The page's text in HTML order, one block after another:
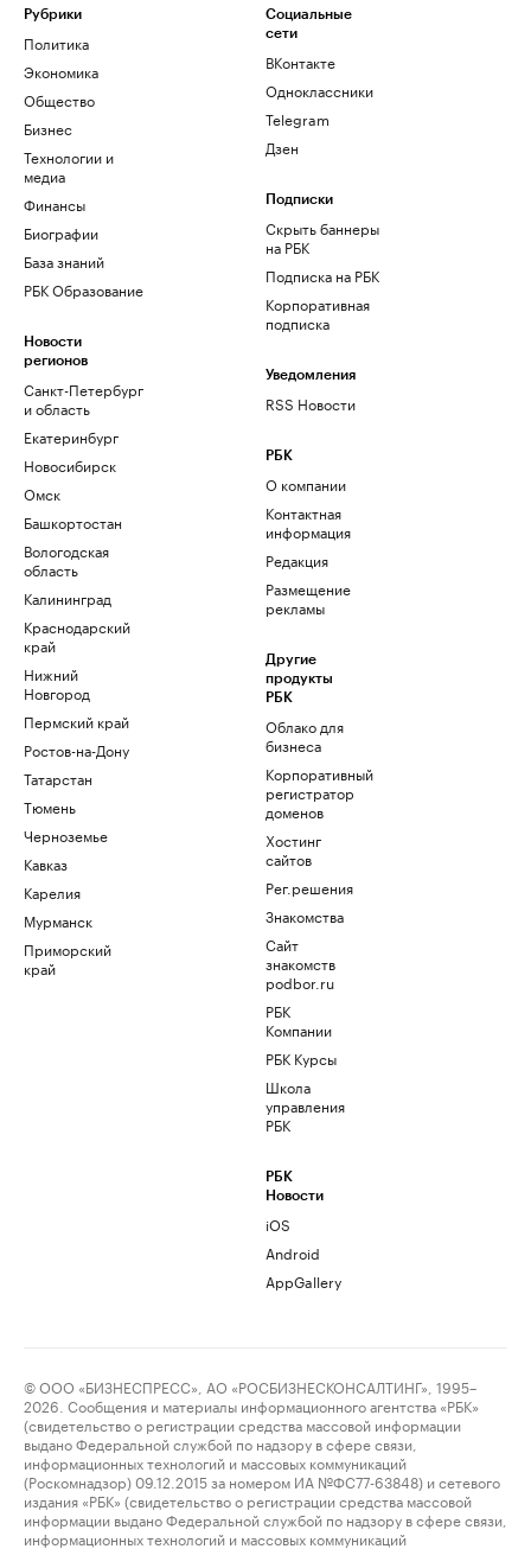
Рубрики
Политика
Экономика
Общество
Бизнес
Технологии и
медиа
Финансы
Биографии
База знаний
РБК Образование
Новости
регионов
Санкт-Петербург
и область
Екатеринбург
Новосибирск
Омск
Башкортостан
Вологодская
область
Калининград
Краснодарский
край
Нижний
Новгород
Пермский край
Ростов-на-Дону
Татарстан
Тюмень
Черноземье
Кавказ
Карелия
Мурманск
Приморский
край
Социальные
сети
ВКонтакте
Одноклассники
Telegram
Дзен
Подписки
Скрыть баннеры
на РБК
Подписка на РБК
Корпоративная
подписка
Уведомления
RSS Новости
РБК
О компании
Контактная
информация
Редакция
Размещение
рекламы
Другие
продукты
РБК
Облако для
бизнеса
Корпоративный
регистратор
доменов
Хостинг
сайтов
Рег.решения
Знакомства
Сайт
знакомств
podbor.ru
РБК
Компании
РБК Курсы
Школа
управления
РБК
РБК
Новости
iOS
Android
AppGallery
© ООО «БИЗНЕСПРЕСС», АО «РОСБИЗНЕСКОНСАЛТИНГ», 1995–
2026. Сообщения и материалы информационного агентства «РБК»
(свидетельство о регистрации средства массовой информации
выдано Федеральной службой по надзору в сфере связи,
информационных технологий и массовых коммуникаций
(Роскомнадзор) 09.12.2015 за номером ИА №ФС77-63848) и сетевого
издания «РБК» (свидетельство о регистрации средства массовой
информации выдано Федеральной службой по надзору в сфере связи,
информационных технологий и массовых коммуникаций